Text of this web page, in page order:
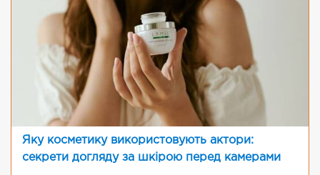
Яку косметику використовують актори:
секрети догляду за шкірою перед камерами